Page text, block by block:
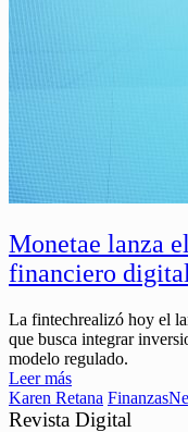
Monetae lanza
financiero
La fintechrealizó hoy el
que busca integrar
modelo regulado.
Leer más
Karen Retana Finanzas
Revista Digital